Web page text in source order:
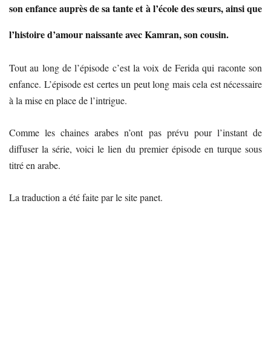
son enfance auprès de sa tante et à l’école des sœurs, ainsi que
l’histoire d’amour naissante avec Kamran, son cousin.
Tout au long de l’épisode c’est la voix de Ferida qui raconte son
enfance. L’épisode est certes un peut long mais cela est nécessaire
à la mise en place de l’intrigue.
Comme les chaines arabes n’ont pas prévu pour l’instant de
diffuser la série, voici le lien du premier épisode en turque sous
titré en arabe.
La traduction a été faite par le site panet.